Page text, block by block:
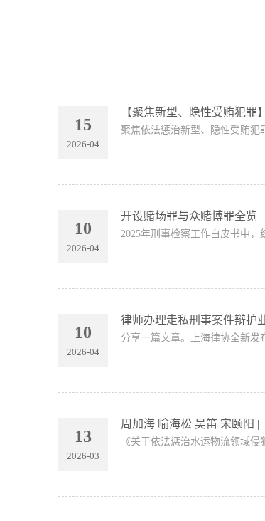
15
2026-04
【聚焦新型、隐性受贿犯罪
聚焦依法惩治新型、隐性受贿犯
10
2026-04
开设赌场罪与众赌博罪全览
2025年刑事检察工作白皮书中
10
2026-04
律师办理走私刑事案件辩护
分享一篇文章。上海律协全新发
13
2026-03
周加海 喻海松 吴笛 宋颐阳
《关于依法惩治水运物流领域